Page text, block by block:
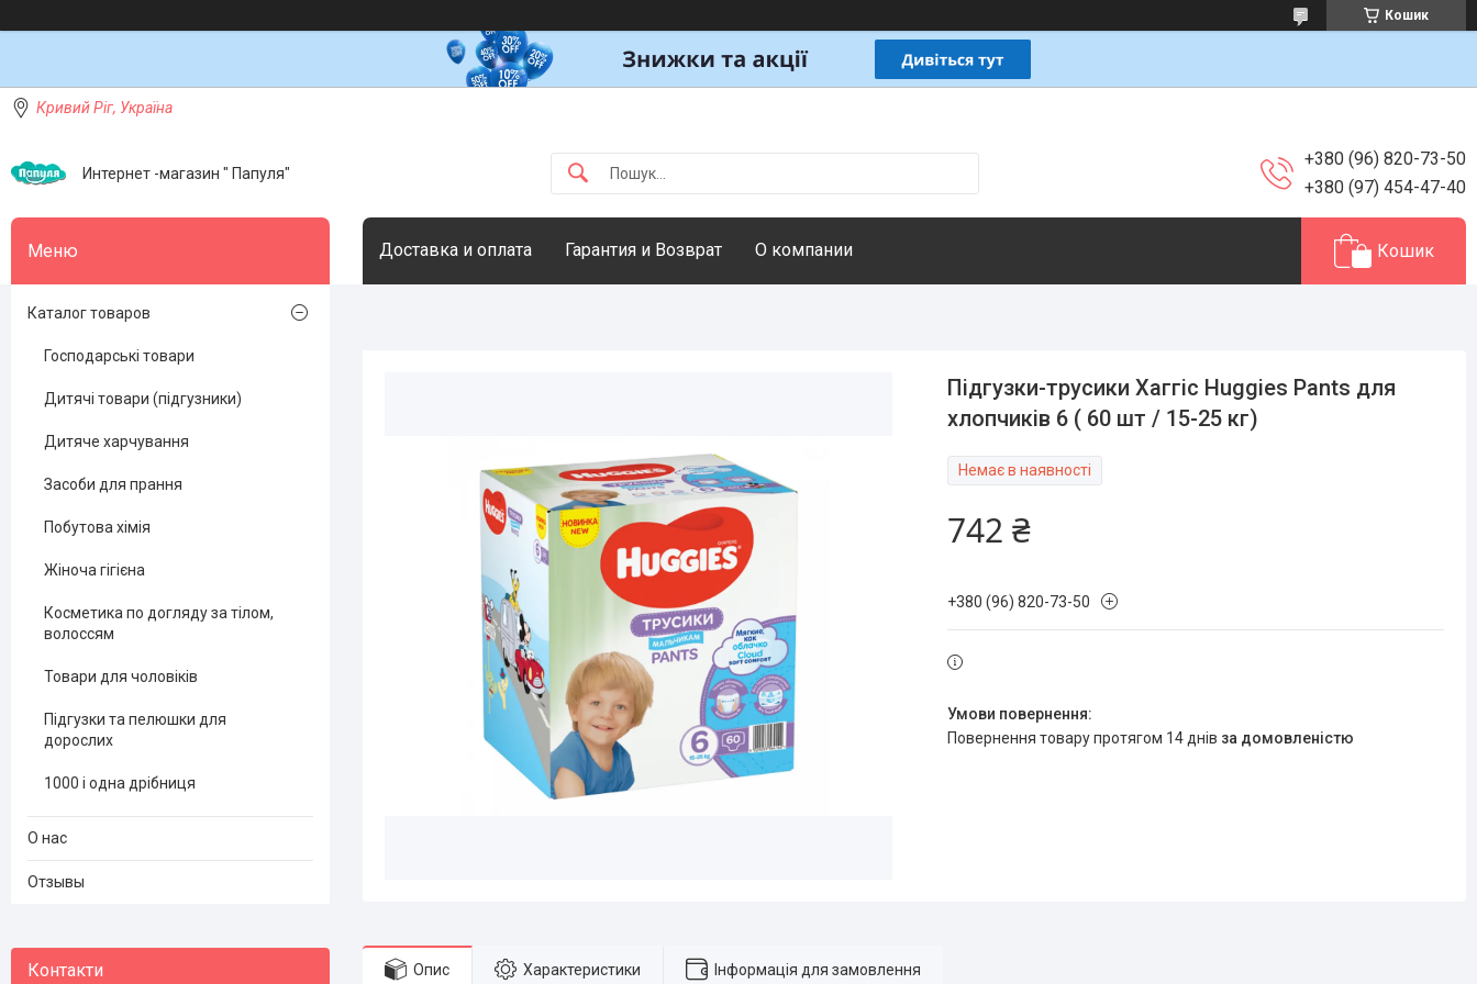
Кошик
Кривий Ріг, Україна
Интернет -магазин " Папуля"
+380 (96) 820-73-50
+380 (97) 454-47-40
Доставка и оплата Гарантия и Возврат О компании Кошик
Підгузки-трусики Хаггіс Huggies Pants для
хлопчиків 6 ( 60 шт / 15-25 кг)
Немає в наявності
742 ₴
+380 (96) 820-73-50
повернення товару протягом 14 днів за домовленістю
Опис Характеристики Інформація для замовлення
Каталог товаров
Господарські товари
Дитячі товари (підгузники)
Дитяче харчування
Засоби для прання
Побутова хімія
Жіноча гігієна
Косметика по догляду за тілом,
волоссям
Товари для чоловіків
Підгузки та пелюшки для
дорослих
1000 і одна дрібниця
О нас
Отзывы